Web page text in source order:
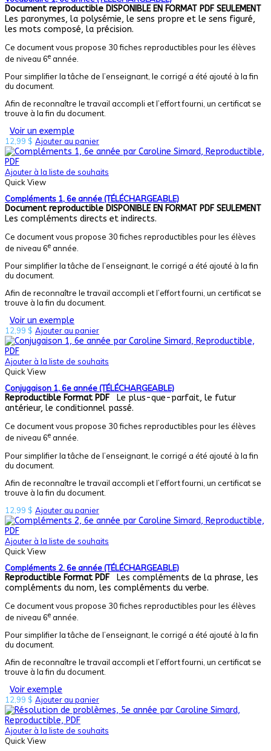
Document reproductible DISPONIBLE EN FORMAT PDF SEULEMENT
Les paronymes, la polysémie, le sens propre et le sens figuré,
les mots composé, la précision.
Ce document vous propose 30 fiches reproductibles pour les élèves
de niveau 6e année.
Pour simplifier la tâche de l’enseignant, le corrigé a été ajouté à la fin
du document.
Afin de reconnaître le travail accompli et l’effort fourni, un certificat se
trouve à la fin du document.
Voir un exemple
12,99 $ Ajouter au panier
Ajouter à la liste de souhaits
Quick View
Compléments 1, 6e année (TÉLÉCHARGEABLE)
Document reproductible DISPONIBLE EN FORMAT PDF SEULEMENT
Les compléments directs et indirects.
Ce document vous propose 30 fiches reproductibles pour les élèves
de niveau 6e année.
Pour simplifier la tâche de l’enseignant, le corrigé a été ajouté à la fin
du document.
Afin de reconnaître le travail accompli et l’effort fourni, un certificat se
trouve à la fin du document.
Voir un exemple
12,99 $ Ajouter au panier
Ajouter à la liste de souhaits
Quick View
Conjugaison 1, 6e année (TÉLÉCHARGEABLE)
Reproductible Format PDF Le plus-que-parfait, le futur
antérieur, le conditionnel passé.
Ce document vous propose 30 fiches reproductibles pour les élèves
de niveau 6e année.
Pour simplifier la tâche de l’enseignant, le corrigé a été ajouté à la fin
du document.
Afin de reconnaître le travail accompli et l’effort fourni, un certificat se
trouve à la fin du document.
12,99 $ Ajouter au panier
Ajouter à la liste de souhaits
Quick View
Compléments 2, 6e année (TÉLÉCHARGEABLE)
Reproductible Format PDF Les compléments de la phrase, les
compléments du nom, les compléments du verbe.
Ce document vous propose 30 fiches reproductibles pour les élèves
de niveau 6e année.
Pour simplifier la tâche de l’enseignant, le corrigé a été ajouté à la fin
du document.
Afin de reconnaître le travail accompli et l’effort fourni, un certificat se
trouve à la fin du document.
Voir exemple
12,99 $ Ajouter au panier
Ajouter à la liste de souhaits
Quick View